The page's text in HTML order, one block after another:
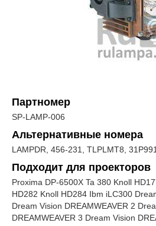
Партномер
SP-LAMP-006
Альтернативные номера
LAMPDR, 456-231, TLPLMT8,
Подходит для проекторов
Proxima DP-6500X Ta 380 Knoll
HD282 Knoll HD284 Ibm iLC300
Dream Vision DREAMWEAVER 2
DREAMWEAVER 3 Dream Vision